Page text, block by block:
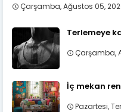
Çarşamba, Ağustos 05,
Terlemeye
Çarşamba,
İç mekan
Pazartesi,